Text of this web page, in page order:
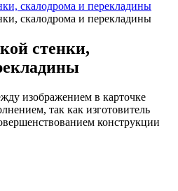
стенки,
изображением в карточке
так как изготовитель
конструкции